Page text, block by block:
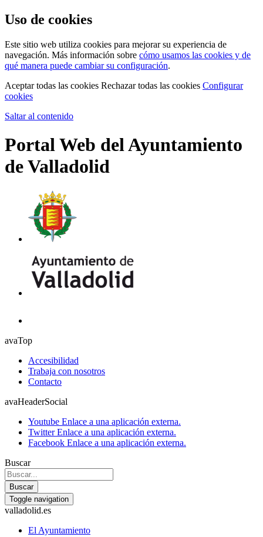
Uso de cookies
Este sitio web utiliza cookies para mejorar su experiencia de
navegación. Más información sobre cómo usamos las cookies y de
qué manera puede cambiar su configuración.
Aceptar todas las cookies Rechazar todas las cookies Configurar
cookies
Saltar al contenido
Portal Web del Ayuntamiento
de Valladolid
avaTop
Accesibilidad
Trabaja con nosotros
Contacto
avaHeaderSocial
Youtube Enlace a una aplicación externa.
TwitterEnlace a una aplicación externa.
Facebook Enlace a una aplicación externa.
Buscar
Buscar
Toggle navigation
valladolid.es
El Ayuntamiento